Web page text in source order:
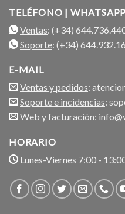
TELÉFONO | WHATSAPP
Ventas: (+34)
Soporte: (+34)
E-MAIL
Ventas y pedidos:
Soporte e incidencias:
Web y facturación:
HORARIO
Lunes-Viernes 7:00 -